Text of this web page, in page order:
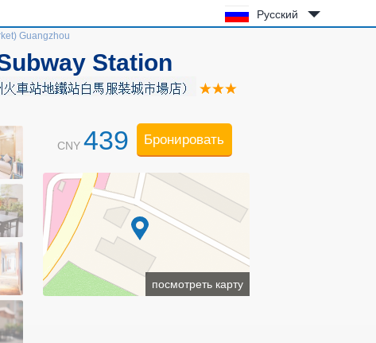
Русский
Guangzhou
Station
CNY 439 Бронировать
посмотреть карту